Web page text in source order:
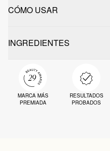
CÓMO USAR
INGREDIENTES
MARCA MÁS
PREMIADA
RESULTADOS
PROBADOS